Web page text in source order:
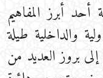
أحد أبرز المفاهيم
والداخلية طيلة
بروز العديد من